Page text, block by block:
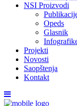
NSI Proizvodi
Opeds
Glasnik
Projekti
Novosti
Saopštenja
Kontakt